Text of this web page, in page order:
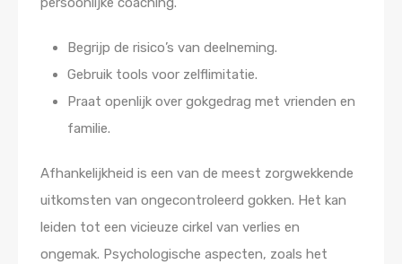
Begrijp de risico’s van deelneming.
Gebruik tools voor zelflimitatie.
Praat openlijk over gokgedrag met vrienden en
familie.
Afhankelijkheid is een van de meest zorgwekkende
uitkomsten van ongecontroleerd gokken. Het kan
leiden tot een vicieuze cirkel van verlies en
ongemak. Psychologische aspecten, zoals het